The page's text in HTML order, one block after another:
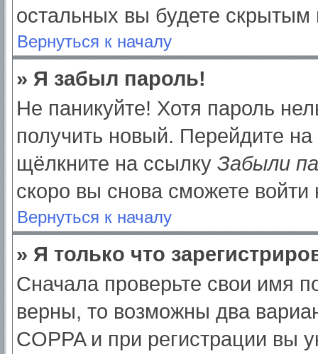
остальных вы будете скрытым
Вернуться к началу
» Я забыл пароль!
Не паникуйте! Хотя пароль
получить новый. Перейдите
щёлкните на ссылку Забыли
скоро вы снова сможете
Вернуться к началу
» Я только что
Сначала проверьте свои имя
верны, то возможны два
COPPA и при регистрации вы